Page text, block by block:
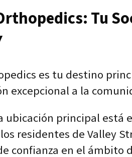
Tu
es tu destino
excepcional a la
ubicación principal está
residentes de Valley
confianza en el ámbito